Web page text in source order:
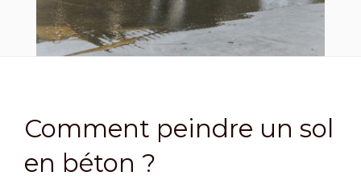
Comment peindre un sol
en béton ?